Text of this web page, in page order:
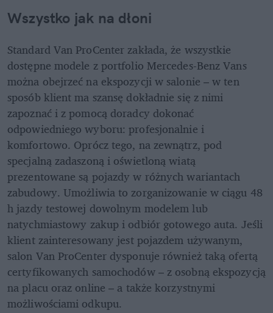
Wszystko jak na dłoni
Standard Van ProCenter zakłada, że wszystkie
dostępne modele z portfolio Mercedes-Benz Vans
można obejrzeć na ekspozycji w salonie – w ten
sposób klient ma szansę dokładnie się z nimi
zapoznać i z pomocą doradcy dokonać
odpowiedniego wyboru: profesjonalnie i
komfortowo. Oprócz tego, na zewnątrz, pod
specjalną zadaszoną i oświetloną wiatą
prezentowane są pojazdy w różnych wariantach
zabudowy. Umożliwia to zorganizowanie w ciągu 48
h jazdy testowej dowolnym modelem lub
natychmiastowy zakup i odbiór gotowego auta. Jeśli
klient zainteresowany jest pojazdem używanym,
salon Van ProCenter dysponuje również taką ofertą
certyfikowanych samochodów – z osobną ekspozycją
na placu oraz online – a także korzystnymi
możliwościami odkupu.